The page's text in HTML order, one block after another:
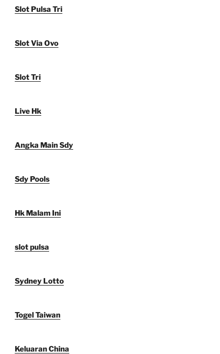
Slot Pulsa Tri
Slot Via Ovo
Slot Tri
Live Hk
Angka Main Sdy
Sdy Pools
Hk Malam Ini
slot pulsa
Sydney Lotto
Togel Taiwan
Keluaran China